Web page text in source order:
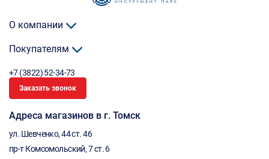
О компании
Покупателям
+7 (3822) 52-34-73
Заказать звонок
Адреса магазинов в г. Томск
ул. Шевченко, 44 ст. 46
пр-т Комсомольский, 7 ст. 6